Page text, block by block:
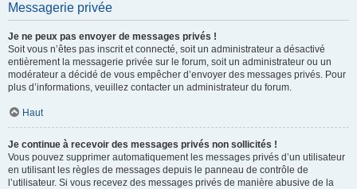
Messagerie privée
Je ne peux pas envoyer de messages privés !
Soit vous n’êtes pas inscrit et connecté, soit un administrateur a désactivé
entièrement la messagerie privée sur le forum, soit un administrateur ou un
modérateur a décidé de vous empêcher d’envoyer des messages privés. Pour
plus d’informations, veuillez contacter un administrateur du forum.
Haut
Je continue à recevoir des messages privés non sollicités !
Vous pouvez supprimer automatiquement les messages privés d’un utilisateur
en utilisant les règles de messages depuis le panneau de contrôle de
l’utilisateur. Si vous recevez des messages privés de manière abusive de la